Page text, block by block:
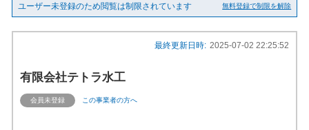
ユーザー未登録のため閲覧は制限されています 無料登録で制限を解除
最終更新日時: 2025-07-02 22:25:52
有限会社テトラ水工
会員未登録 この事業者の方へ